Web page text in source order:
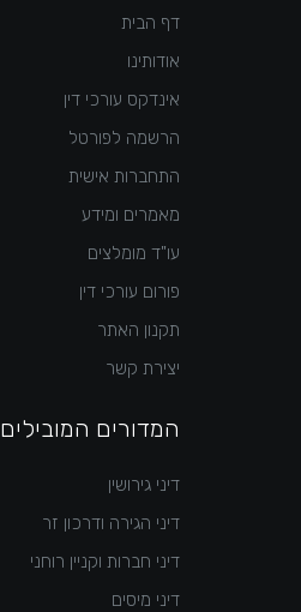
דף הבית
אודותינו
אינדקס עורכי דין
הרשמה לפורטל
התחברות אישית
מאמרים ומידע
עו"ד מומלצים
פורום עורכי דין
תקנון האתר
יצירת קשר
המדורים המובילים
דיני גירושין
דיני הגירה ודרכון זר
דיני חברות וקניין רוחני
דיני מיסים